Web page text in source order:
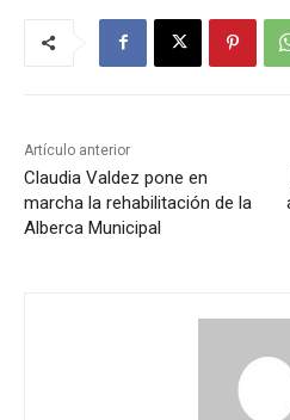
Artículo anterior
Claudia Valdez pone en
marcha la rehabilitación de la
Alberca Municipal